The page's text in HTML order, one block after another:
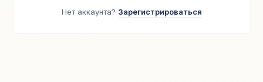
Нет аккаунта? Зарегистрироваться